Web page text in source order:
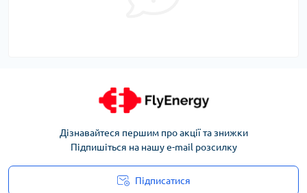
Дізнавайтеся першим про акції та знижки
Підпишіться на нашу e-mail розсилку
Підписатися